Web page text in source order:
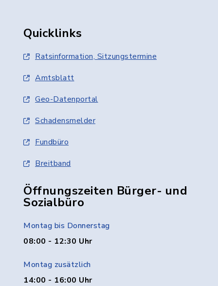
Quicklinks
Ratsinformation, Sitzungstermine
Amtsblatt
Geo-Datenportal
Schadensmelder
Fundbüro
Breitband
Öffnungszeiten Bürger- und
Sozialbüro
Montag bis Donnerstag
08:00 - 12:30 Uhr
Montag zusätzlich
14:00 - 16:00 Uhr